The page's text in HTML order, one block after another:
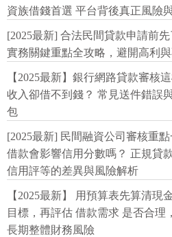
資族借錢首選 平台背後真正風險
[2025最新] 合法民間貸款申請前
實務關鍵重點全攻略，避開高利
【2025最新】銀行網路貸款審核
收入卻借不到錢？ 常見送件錯誤
包
[2025最新] 民間融資公司審核重
借款會影響信用分數嗎？ 正規貸
信用評等的差異與風險解析
【2025最新】 用預算表先算清現
目標，再評估 借款需求 是否合理
長期整體財務風險